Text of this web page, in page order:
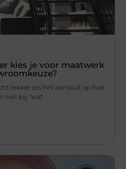
kies je voor maatwerk
lekker als het aansluit op hoe
niet bij “wat